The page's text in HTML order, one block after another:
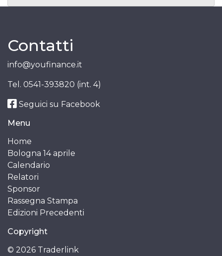
Contatti
info@youfinance.it
Tel. 0541-393820 (int. 4)
Seguici su Facebook
Menu
Home
Bologna 14 aprile
Calendario
Relatori
Sponsor
Rassegna Stampa
Edizioni Precedenti
Copyright
© 2026 Traderlink